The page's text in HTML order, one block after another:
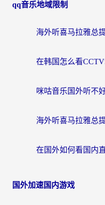
qq音乐地域限制
国外加速国内游戏